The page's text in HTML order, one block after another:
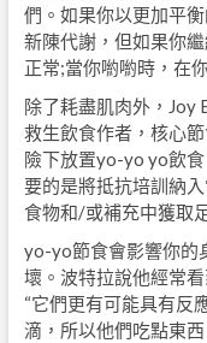
們。如果你以更加平
新陳代謝，但如果你
正常;當你喲喲時，在
除了耗盡肌肉外，Joy
救生飲食作者，核心
險下放置yo-yo yo飲
要的是將抵抗培訓納
食物和/或補充中獲取
yo-yo節食會影響你的
壞。波特拉說他經常
“它們更有可能具有反
滴，所以他們吃點東